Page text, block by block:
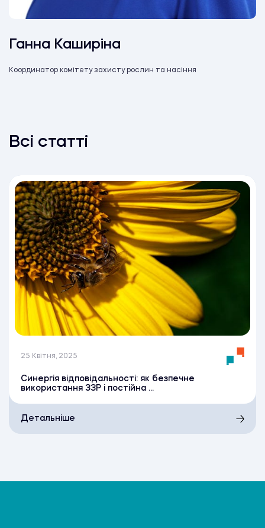
Ганна Каширіна
Координатор комітету захисту рослин та насіння
Всі статті
25 Квітня, 2025
Синергія відповідальності: як безпечне
використання ЗЗР і постійна ...
Детальніше